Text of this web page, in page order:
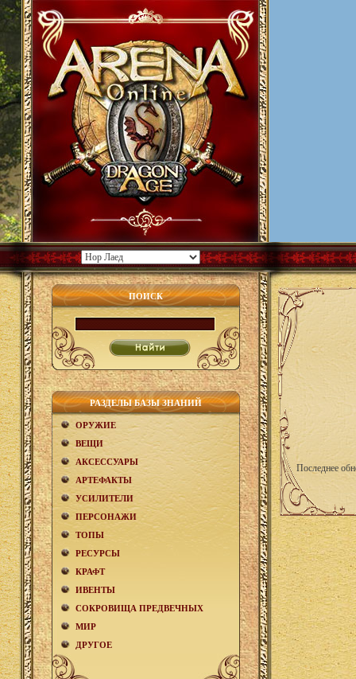
ПОИСК
РАЗДЕЛЫ БАЗЫ ЗНАНИЙ
ОРУЖИЕ
ВЕЩИ
АКCЕСCУАРЫ
АРТЕФАКТЫ
УСИЛИТЕЛИ
ПЕРСОНАЖИ
ТОПЫ
РЕСУРСЫ
КРАФТ
ИВЕНТЫ
СОКРОВИЩА ПРЕДВЕЧНЫХ
МИР
ДРУГОЕ
Последнее